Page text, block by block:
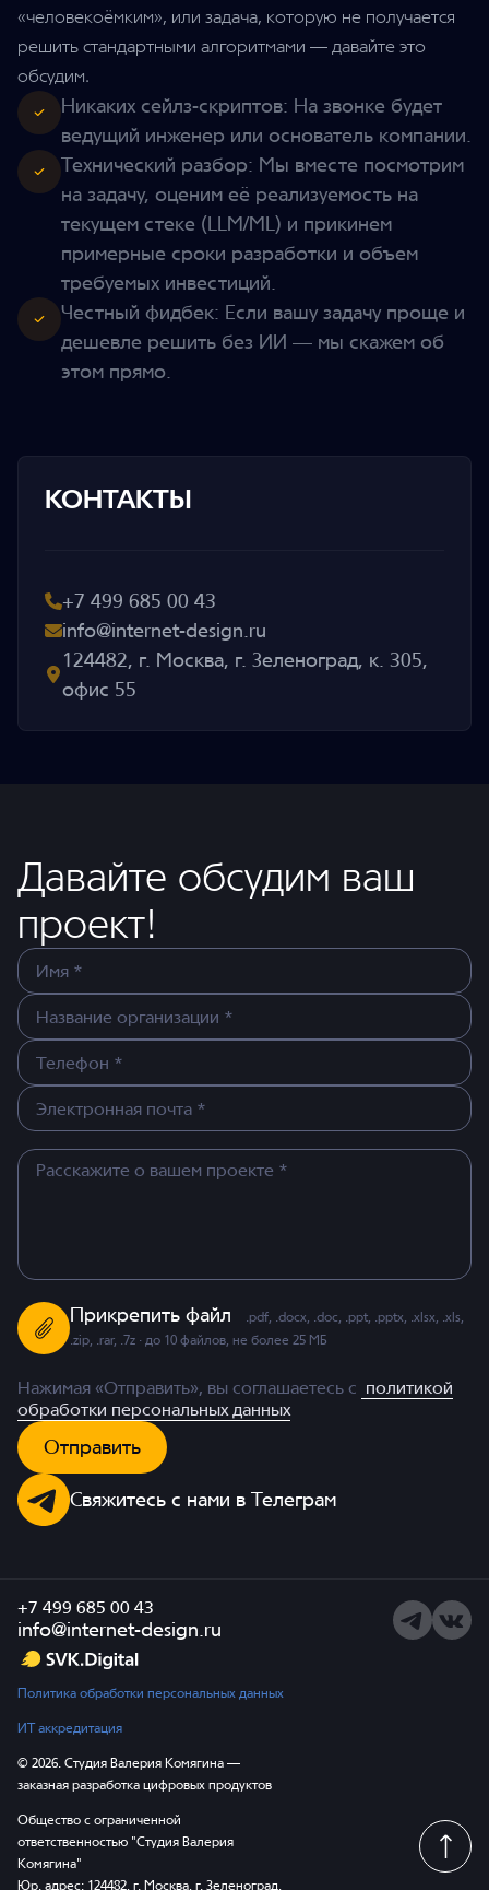
«человекоёмким», или задача, которую не получается
решить стандартными алгоритмами — давайте это
обсудим.
Никаких сейлз-скриптов: На звонке будет
ведущий инженер или основатель компании.
Технический разбор: Мы вместе посмотрим
на задачу, оценим её реализуемость на
текущем стеке (LLM/ML) и прикинем
примерные сроки разработки и объем
требуемых инвестиций.
Честный фидбек: Если вашу задачу проще и
дешевле решить без ИИ — мы скажем об
этом прямо.
КОНТАКТЫ
+7 499 685 00 43
info@internet-design.ru
124482, г. Москва, г. Зеленоград, к. 305,
офис 55
Давайте обсудим ваш
проект!
Прикрепить файл
.pdf, .docx, .doc, .ppt, .pptx, .xlsx, .xls,
.zip, .rar, .7z · до 10 файлов, не более 25 МБ
Нажимая «Отправить», вы соглашаетесь с политикой
обработки персональных данных
Отправить
Свяжитесь с нами в Телеграм
Политика обработки персональных данных
ИТ аккредитация
© 2026. Студия Валерия Комягина —
заказная разработка цифровых продуктов
Общество с ограниченной
ответственностью "Студия Валерия
Комягина"
Юр. адрес: 124482, г. Москва, г. Зеленоград,
+7 499 685 00 43
info@internet-design.ru
Telegram